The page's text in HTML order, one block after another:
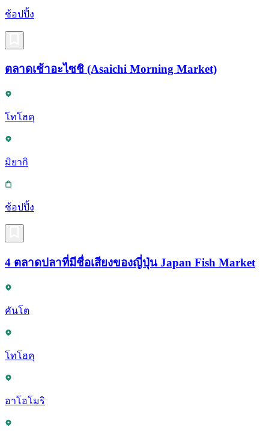
ช้อปปิ้ง
ตลาดเช้าอะไซชิ (Asaichi Morning Market)
โทโฮคุ
มิยากิ
ช้อปปิ้ง
4 ตลาดปลาที่มีชื่อเสียงของญี่ปุ่น Japan Fish Market
คันโต
โทโฮคุ
อาโอโมริ